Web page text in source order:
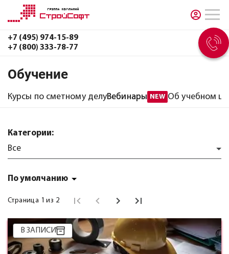
+7 (495) 974-15-89
+7 (800) 333-78-77
Обучение
Курсы по сметному делуВебинары NEW Об учебном
Категории:
Все
Страница 1 из 2
По умолчанию
В ЗАПИСИ